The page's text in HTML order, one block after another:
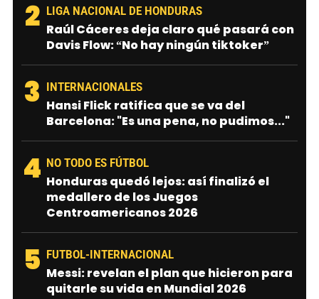
2 LIGA NACIONAL DE HONDURAS
Raúl Cáceres deja claro qué pasará con
Davis Flow: “No hay ningún tiktoker”
3 INTERNACIONALES
Hansi Flick ratifica que se va del
Barcelona: "Es una pena, no pudimos..."
4 NO TODO ES FÚTBOL
Honduras quedó lejos: así finalizó el
medallero de los Juegos
Centroamericanos 2026
5 FUTBOL-INTERNACIONAL
Messi: revelan el plan que hicieron para
quitarle su vida en Mundial 2026